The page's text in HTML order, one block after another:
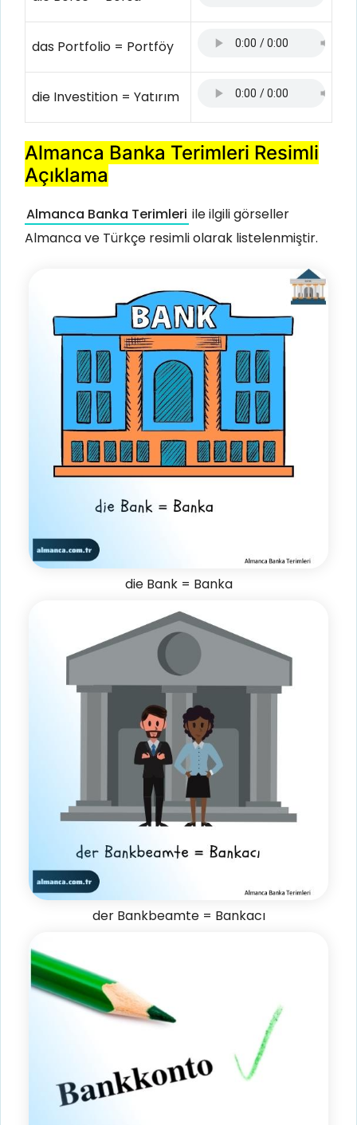
das Portfolio = Portföy
die Investition = Yatırım
Almanca Banka Terimleri Resimli
Açıklama
Almanca Banka Terimleri ile ilgili görseller
Almanca ve Türkçe resimli olarak listelenmiştir.
die Bank = Banka
der Bankbeamte = Bankacı